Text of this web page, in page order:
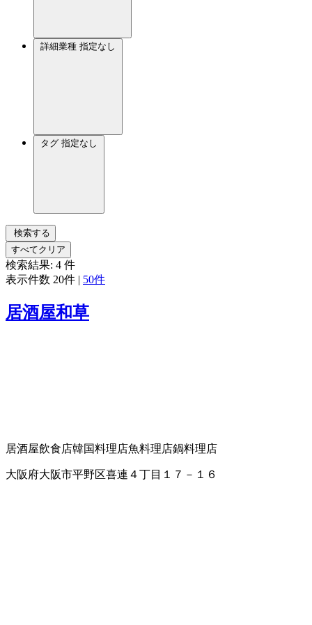
詳細業種 指定なし
タグ 指定なし
検索する
すべてクリア
検索結果: 4 件
表示件数 20件 | 50件
居酒屋和草
居酒屋飲食店韓国料理店魚料理店鍋料理店
大阪府大阪市平野区喜連４丁目１７－１６